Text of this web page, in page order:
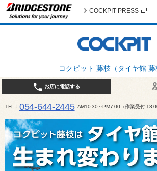
コクピット 藤枝（タイヤ館 藤
COCKPIT PRESS
お店に電話する
TEL 054-644-2445 AM10:30～PM7:00（作業受付